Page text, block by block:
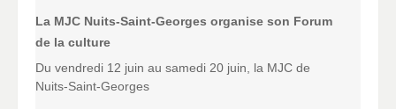
La MJC Nuits-Saint-Georges organise son Forum
de la culture
Du vendredi 12 juin au samedi 20 juin, la MJC de
Nuits-Saint-Georges